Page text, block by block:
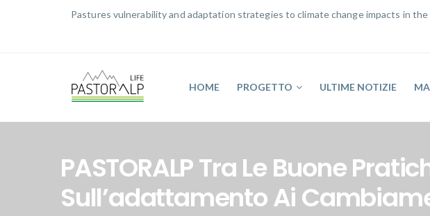
Pastures vulnerability and adaptation strategies to climate change impacts in
HOME PROGETTO ULTIME NOTIZIE
PASTORALP Tra Le Buone
Sull’adattamento Ai